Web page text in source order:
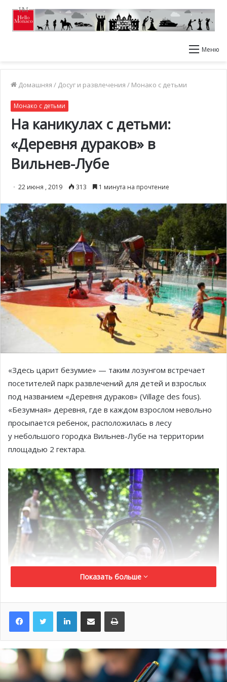
Меню
Домашняя / Досуг и развлечения / Монако с детьми
Монако с детьми
На каникулах с детьми:
«Деревня дураков» в
Вильнев-Лубе
22 июня , 2019 313 1 минута на прочтение
«Здесь царит безумие» — таким лозунгом встречает
посетителей парк развлечений для детей и взрослых
под названием «Деревня дураков» (Village des fous).
«Безумная» деревня, где в каждом взрослом невольно
просыпается ребенок, расположилась в лесу
у небольшого городка Вильнев-Лубе на территории
площадью 2 гектара.
Показать больше
LinkedInПоделиться по электронной почте Распечатать